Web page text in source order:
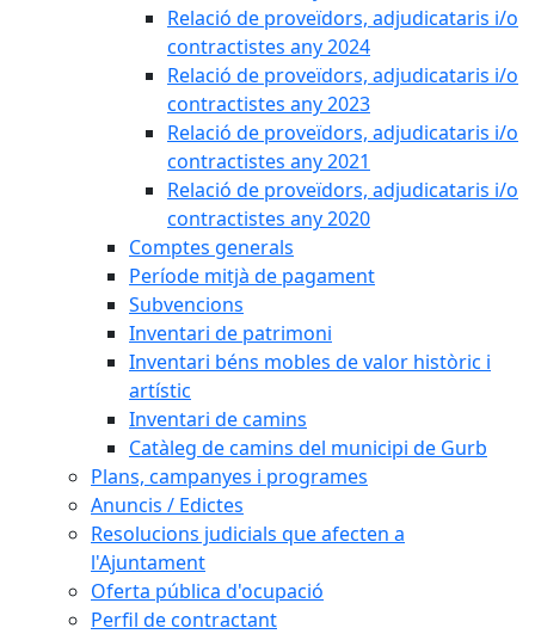
Relació de proveïdors, adjudicataris i/o
contractistes any 2024
Relació de proveïdors, adjudicataris i/o
contractistes any 2023
Relació de proveïdors, adjudicataris i/o
contractistes any 2021
Relació de proveïdors, adjudicataris i/o
contractistes any 2020
Comptes generals
Període mitjà de pagament
Subvencions
Inventari de patrimoni
Inventari béns mobles de valor històric i
artístic
Inventari de camins
Catàleg de camins del municipi de Gurb
Plans, campanyes i programes
Anuncis / Edictes
Resolucions judicials que afecten a
l'Ajuntament
Oferta pública d'ocupació
Perfil de contractant